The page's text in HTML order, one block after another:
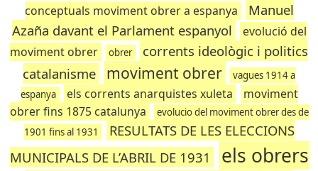
conceptuals moviment obrer a espanya
Manuel
Azaña davant el Parlament espanyol
evolució del
moviment obrer
obrer
corrents ideològic i politics
catalanisme
moviment obrer
vagues 1914 a
espanya
els corrents anarquistes xuleta
moviment
obrer fins 1875 catalunya
evolucio del moviment obrer des de
1901 fins al 1931
RESULTATS DE LES ELECCIONS
MUNICIPALS DE L’ABRIL DE 1931
els obrers